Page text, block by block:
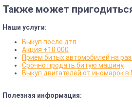
Также может
Наши услуги:
Выкуп после дтп
Акция +10 000
Прием битых автомобилей на
Срочно продать битую машину
Выкуп двигателей от иномарок в
Полезная информация: